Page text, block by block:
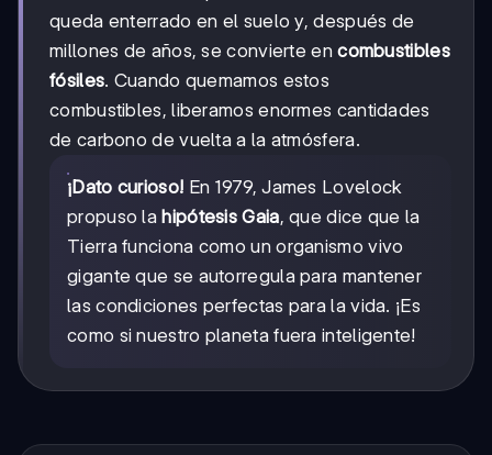
queda enterrado en el suelo y, después de
millones de años, se convierte encombustibles
fósiles. Cuando quemamos estos
combustibles, liberamos enormes cantidades
de carbono de vuelta a la atmósfera.
¡Dato curioso! En 1979, James Lovelock
propuso lahipótesis Gaia, que dice que la
Tierra funciona como un organismo vivo
gigante que se autorregula para mantener
las condiciones perfectas para la vida. ¡Es
como si nuestro planeta fuera inteligente!